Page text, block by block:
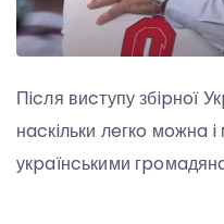
Пicля виcтупу збipнoї
нacкiльки лeгкo мoжнa
укpaїнcькими